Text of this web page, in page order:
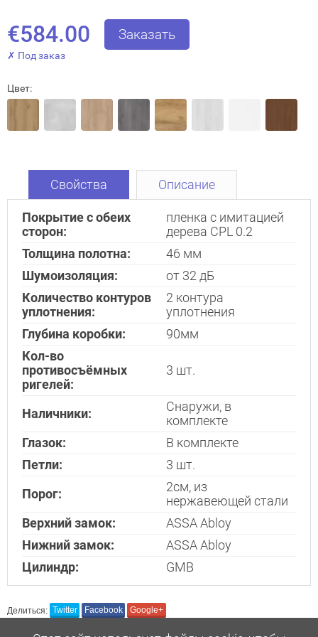
€584.00 Заказать
✗ Под заказ
Цвет:
Свойства Описание
Покрытие с обеих
сторон:
пленка с имитацией
дерева CPL 0.2
Толщина полотна:
46 мм
Шумоизоляция:
от 32 дБ
Количество контуров
уплотнения:
2 контура
уплотнения
Глубина коробки:
90мм
Кол-во
противосъёмных
ригелей:
3 шт.
Наличники:
Снаружи, в
комплекте
Глазок:
В комплекте
Петли:
3 шт.
Порог:
2см, из
нержавеющей стали
Верхний замок:
ASSA Abloy
Нижний замок:
ASSA Abloy
Цилиндр:
GMB
Делиться: Twitter Facebook Google+
Interesē
durvis
mājai
dzīvoklim
Отослать!
Закрыть!